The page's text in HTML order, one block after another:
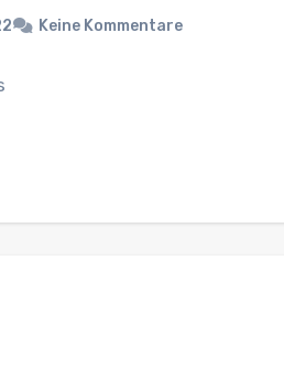
Keine Kommentare